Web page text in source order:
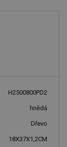
H2500800PD2
hnědá
Dřevo
18X37X1,2CM